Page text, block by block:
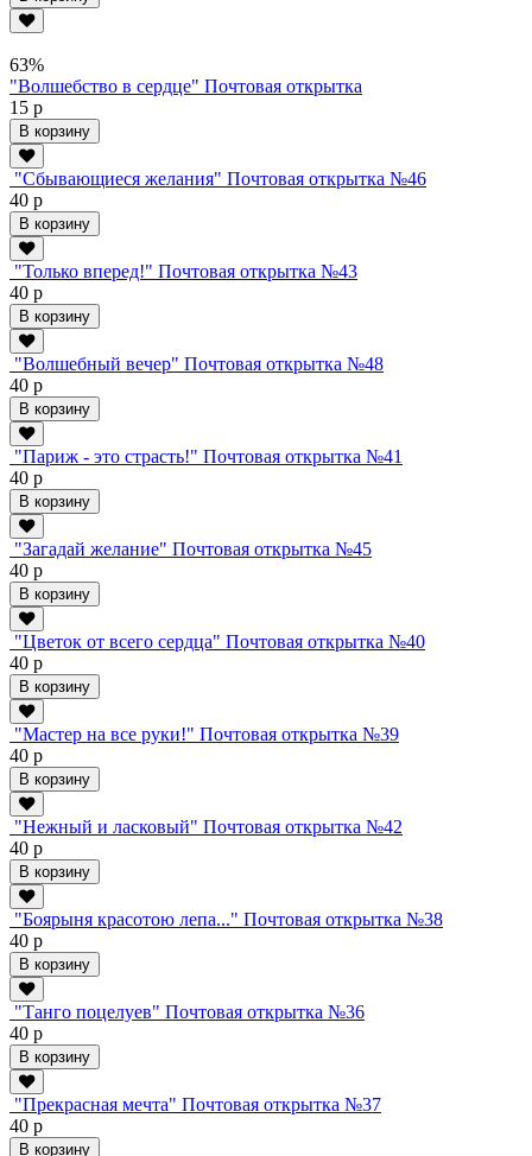
63%
"Волшебство в сердце" Почтовая открытка
15 р
В корзину
"Сбывающиеся желания" Почтовая открытка №46
40 р
В корзину
"Только вперед!" Почтовая открытка №43
40 р
В корзину
"Волшебный вечер" Почтовая открытка №48
40 р
В корзину
"Париж - это страсть!" Почтовая открытка №41
40 р
В корзину
"Загадай желание" Почтовая открытка №45
40 р
В корзину
"Цветок от всего сердца" Почтовая открытка №40
40 р
В корзину
"Мастер на все руки!" Почтовая открытка №39
40 р
В корзину
"Нежный и ласковый" Почтовая открытка №42
40 р
В корзину
"Боярыня красотою лепа..." Почтовая открытка №38
40 р
В корзину
"Танго поцелуев" Почтовая открытка №36
40 р
В корзину
"Прекрасная мечта" Почтовая открытка №37
40 р
В корзину